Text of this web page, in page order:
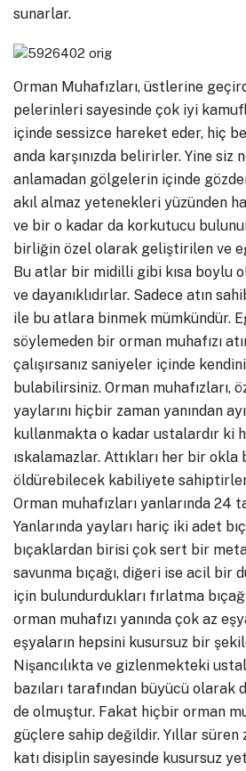
sunarlar.
Orman Muhafızları, üstlerine
pelerinleri sayesinde çok iyi
içinde sessizce hareket eder, hiç
anda karşınızda belirirler. Yine siz
anlamadan gölgelerin içinde
akıl almaz yetenekleri yüzünden
ve bir o kadar da korkutucu
birliğin özel olarak geliştirilen ve
Bu atlar bir midilli gibi kısa boylu
ve dayanıklıdırlar. Sadece atın
ile bu atlara binmek mümkündür.
söylemeden bir orman muhafızı
çalışırsanız saniyeler içinde
bulabilirsiniz. Orman muhafızları,
yaylarını hiçbir zaman yanından
kullanmakta o kadar ustalardır ki
ıskalamazlar. Attıkları her bir okla
öldürebilecek kabiliyete
Orman muhafızları yanlarında 24
Yanlarında yayları hariç iki adet
bıçaklardan birisi çok sert bir
savunma bıçağı, diğeri ise acil bir
için bulundurdukları fırlatma
orman muhafızı yanında çok az
eşyaların hepsini kusursuz bir
Nişancılıkta ve gizlenmekteki
bazıları tarafından büyücü
de olmuştur. Fakat hiçbir orman
güçlere sahip değildir. Yıllar süren
katı disiplin sayesinde kusursuz